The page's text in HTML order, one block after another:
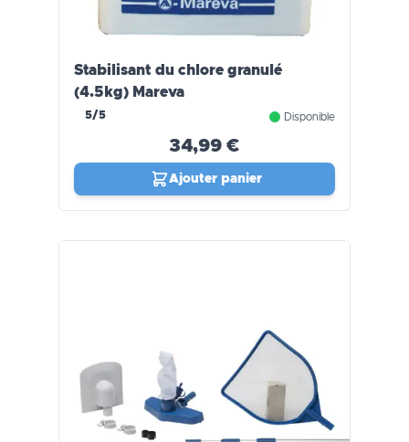
Stabilisant du chlore granulé
(4.5kg) Mareva
5/5 Disponible
34,99 €
Ajouter panier